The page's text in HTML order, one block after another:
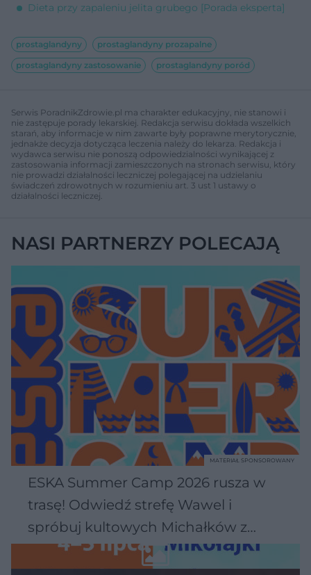
Dieta przy zapaleniu jelita grubego [Porada eksperta]
prostaglandyny
prostaglandyny prozapalne
prostaglandyny zastosowanie
prostaglandyny poród
Serwis PoradnikZdrowie.pl ma charakter edukacyjny, nie stanowi i
nie zastępuje porady lekarskiej. Redakcja serwisu dokłada wszelkich
starań, aby informacje w nim zawarte były poprawne merytorycznie,
jednakże decyzja dotycząca leczenia należy do lekarza. Redakcja i
wydawca serwisu nie ponoszą odpowiedzialności wynikającej z
zastosowania informacji zamieszczonych na stronach serwisu, który
nie prowadzi działalności leczniczej polegającej na udzielaniu
świadczeń zdrowotnych w rozumieniu art. 3 ust 1 ustawy o
działalności leczniczej.
NASI PARTNERZY POLECAJĄ
ESKA Summer Camp 2026 rusza w
trasę! Odwiedź strefę Wawel i
spróbuj kultowych Michałków z
Wawelu
MATERIAŁ SPONSOROWANY